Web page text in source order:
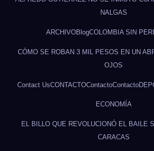
NALGAS
ARCHIVOBlogCOLOMBIA SIN
CÓMO SE ROBAN 3 MIL PESOS EN UN
OJOS
Contact UsCONTACTOContactoContacto
ECONOMÍA
EL BILLO QUE REVOLUCIONÓ EL BAILE
CARACAS